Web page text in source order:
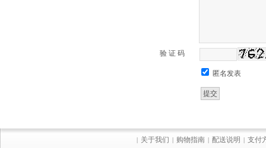
验 证 码
匿名发表
| 关于我们 | 购物指南 | 配送说明 | 支付